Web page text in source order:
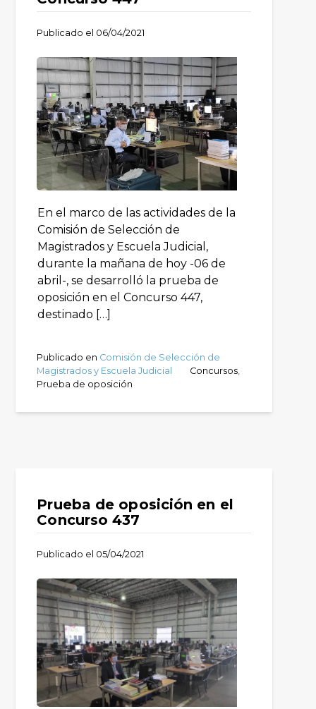
Publicado el 06/04/2021
En el marco de las actividades de la
Comisión de Selección de
Magistrados y Escuela Judicial,
durante la mañana de hoy -06 de
abril-, se desarrolló la prueba de
oposición en el Concurso 447,
destinado […]
Publicado en Comisión de Selección de
Magistrados y Escuela Judicial
Concursos,
Prueba de oposición
Prueba de oposición en el
Concurso 437
Publicado el 05/04/2021